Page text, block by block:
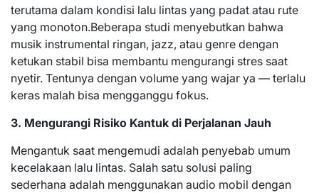
terutama dalam kondisi lalu lintas yang padat atau rute
yang monoton.Beberapa studi menyebutkan bahwa
musik instrumental ringan, jazz, atau genre dengan
ketukan stabil bisa membantu mengurangi stres saat
nyetir. Tentunya dengan volume yang wajar ya — terlalu
keras malah bisa mengganggu fokus.
3. Mengurangi Risiko Kantuk di Perjalanan Jauh
Mengantuk saat mengemudi adalah penyebab umum
kecelakaan lalu lintas. Salah satu solusi paling
sederhana adalah menggunakan audio mobil dengan